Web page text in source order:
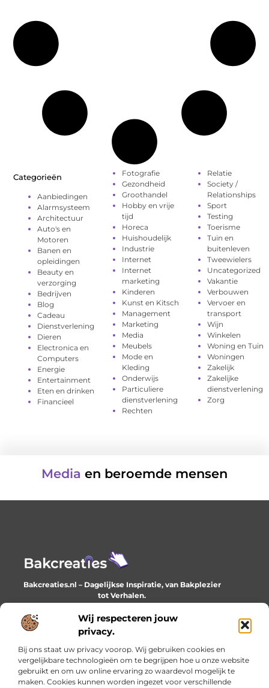
Wij respecteren jouw
privacy.
Bij ons staat uw privacy voorop. Wij gebruiken cookies en
vergelijkbare technologieën om te begrijpen hoe u onze website
gebruikt en om uw online ervaring zo waardevol mogelijk te
maken. Cookies kunnen worden ingezet voor verschillende
Categorieën
Aanbiedingen
Alarmsysteem
Architectuur
Auto's en
Motoren
Banen en
opleidingen
Beauty en
verzorging
Bedrijven
Blog
Cadeau
Dienstverlening
Dieren
Electronica en
Computers
Energie
Entertainment
Eten en drinken
Financieel
Fotografie
Gezondheid
Groothandel
Hobby en vrije
tijd
Horeca
Huishoudelijk
Industrie
Internet
Internet
marketing
Kinderen
Kunst en Kitsch
Management
Marketing
Media
Meubels
Mode en
Kleding
Onderwijs
Particuliere
dienstverlening
Rechten
Relatie
Society /
Relationships
Sport
Testing
Toerisme
Tuin en
buitenleven
Tweewielers
Uncategorized
Vakantie
Verbouwen
Vervoer en
transport
Wijn
Winkelen
Woning en Tuin
Woningen
Zakelijk
Zakelijke
dienstverlening
Zorg
Media en beroemde mensen
Bakcreaties.nl – Dagelijkse Inspiratie, van Bakplezier
tot Verhalen.
Ontdek unieke en creatieve verhalen die je elke dag
verrijken en inspireren.